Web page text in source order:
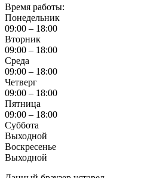
Время работы:
Понедельник
09:00 – 18:00
Вторник
09:00 – 18:00
Среда
09:00 – 18:00
Четверг
09:00 – 18:00
Пятница
09:00 – 18:00
Суббота
Выходной
Воскресенье
Выходной